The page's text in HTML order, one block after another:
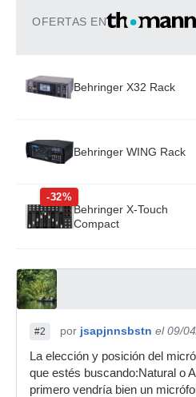
OFERTAS EN
Behringer X32 Rack
Behringer WING Rack
-32%
Behringer X-Touch
Compact
#2 por jsapjnnsbstn el 09/
La elección y posición del
que estés buscando:Natural o
primero vendría bien un